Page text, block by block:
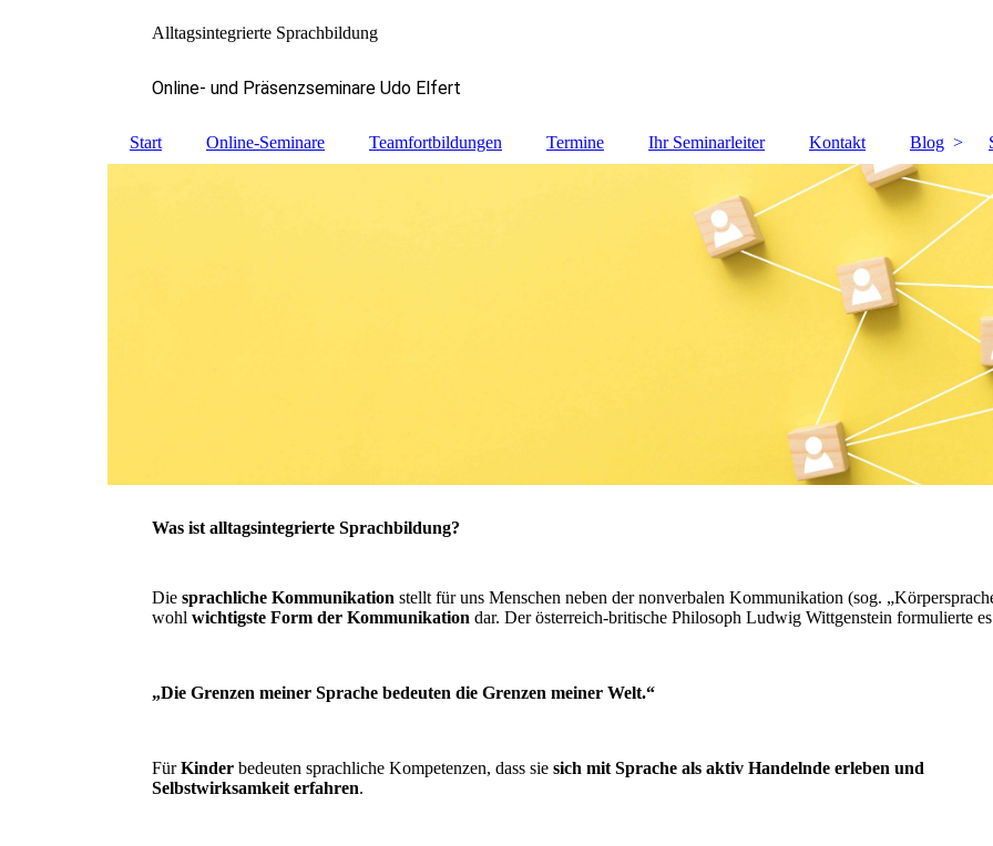
Alltagsintegrierte Sprachbildung
Online- und Präsenzseminare Udo Elfert
Start Online-Seminare Teamfortbildungen Termine Ihr Seminarleiter Kontakt Blog
Was ist alltagsintegrierte Sprachbildung?
Die sprachliche Kommunikation stellt für uns Menschen neben der nonverbalen Kommunikation (sog.
wohl wichtigste Form der Kommunikation dar. Der österreich-britische Philosoph Ludwig Wittgenstein formulierte
„Die Grenzen meiner Sprache bedeuten die Grenzen meiner Welt.“
FürKinder bedeuten sprachliche Kompetenzen, dass sie sich mit Sprache als aktiv Handelnde erleben und
Selbstwirksamkeit erfahren.